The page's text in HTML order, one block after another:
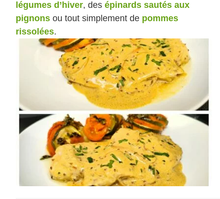
légumes d’hiver, des épinards sautés aux
pignons ou tout simplement de pommes
rissolées.